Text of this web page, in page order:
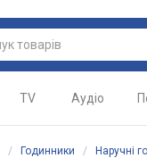
TV Аудіо
/ Годинники / Наручні